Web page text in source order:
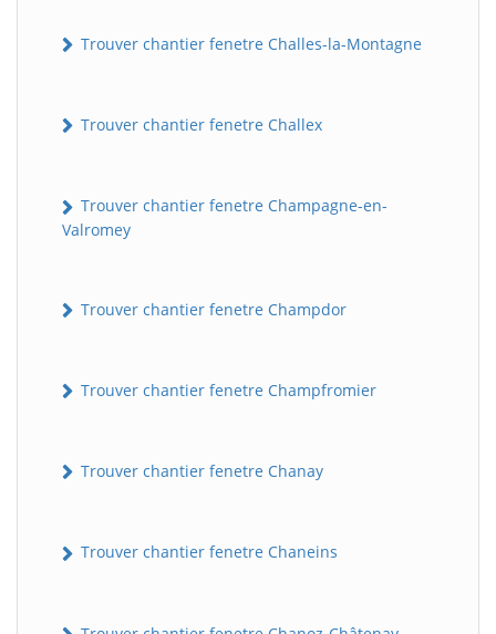
Trouver chantier fenetre Challes-la-Montagne
Trouver chantier fenetre Challex
Trouver chantier fenetre Champagne-en-
Valromey
Trouver chantier fenetre Champdor
Trouver chantier fenetre Champfromier
Trouver chantier fenetre Chanay
Trouver chantier fenetre Chaneins